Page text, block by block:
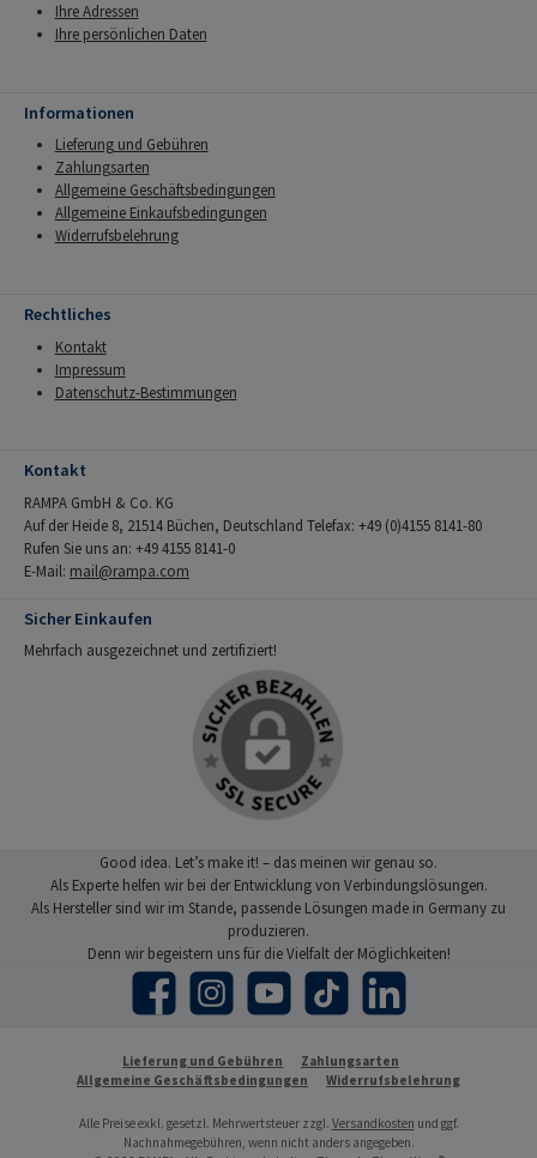
Ihre Adressen
Ihre persönlichen Daten
Informationen
Lieferung und Gebühren
Zahlungsarten
Allgemeine Geschäftsbedingungen
Allgemeine Einkaufsbedingungen
Widerrufsbelehrung
Rechtliches
Kontakt
Impressum
Datenschutz-Bestimmungen
Kontakt
RAMPA GmbH & Co. KG
Auf der Heide 8, 21514 Büchen, Deutschland Telefax: +49 (0)4155 8141-80
Rufen Sie uns an: +49 4155 8141-0
E-Mail: mail@rampa.com
Sicher Einkaufen
Mehrfach ausgezeichnet und zertifiziert!
Good idea. Let’s make it! – das meinen wir genau so.
Als Experte helfen wir bei der Entwicklung von Verbindungslösungen.
Als Hersteller sind wir im Stande, passende Lösungen made in Germany zu
produzieren.
Denn wir begeistern uns für die Vielfalt der Möglichkeiten!
Facebook Instagram YouTube TikTok LinkedIn
Lieferung und Gebühren
Zahlungsarten
Allgemeine Geschäftsbedingungen
Widerrufsbelehrung
Alle Preise exkl. gesetzl. Mehrwertsteuer zzgl. Versandkosten und ggf.
Nachnahmegebühren, wenn nicht anders angegeben.